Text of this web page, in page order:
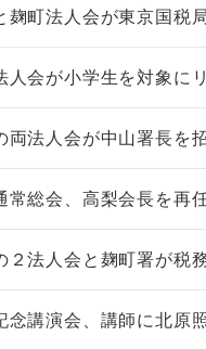
麹町法人会が東京国税
人会が小学生を対象に
両法人会が中山署長を
常総会、高梨会長を再
２法人会と麹町署が税
念講演会、講師に北原